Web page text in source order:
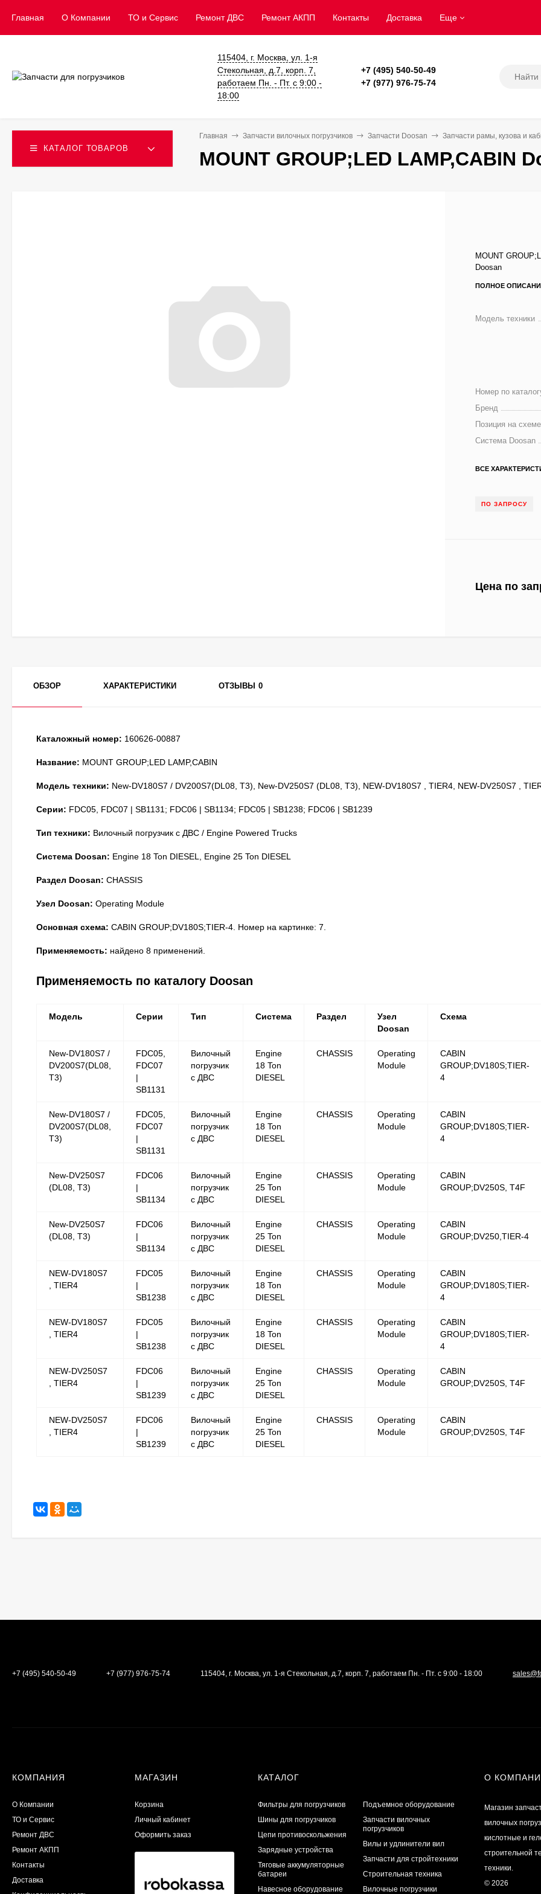
Главная О Компании ТО и Сервис ​Ремонт ДВС Ремонт АКПП Контакты Доставка Еще
115404, г. Москва, ул. 1-я
Стекольная, д.7, корп. 7,
работаем Пн. - Пт. с 9:00 -
18:00
+7 (495) 540-50-49
+7 (977) 976-75-74
КАТАЛОГ ТОВАРОВ
Главная Запчасти вилочных погрузчиков Запчасти Doosan Запчасти рамы, кузова и
MOUNT GROUP;LED LAMP,CABIN
MOUNT
Doosan
ПОЛНОЕ
Модель техники
Номер по
Бренд
Позиция на
Система Doosan
ВСЕ
ПО ЗАПРОСУ
Цена по
ОБЗОР ХАРАКТЕРИСТИКИ ОТЗЫВЫ 0
Каталожный номер: 160626-00887
Название: MOUNT GROUP;LED LAMP,CABIN
Модель техники: New-DV180S7 / DV200S7(DL08, T3), New-DV250S7 (DL08, T3), NEW-DV180S7 , TIER4, NEW-DV250S7 ,
Серии: FDC05, FDC07 | SB1131; FDC06 | SB1134; FDC05 | SB1238; FDC06 | SB1239
Тип техники: Вилочный погрузчик с ДВС / Engine Powered Trucks
Система Doosan: Engine 18 Ton DIESEL, Engine 25 Ton DIESEL
Раздел Doosan: CHASSIS
Узел Doosan: Operating Module
Основная схема: CABIN GROUP;DV180S;TIER-4. Номер на картинке: 7.
Применяемость: найдено 8 применений.
Применяемость по каталогу Doosan
Модель Серии Тип Система Раздел
Узел
Doosan
Схема
New-DV180S7 /
DV200S7(DL08,
T3)
FDC05,
FDC07
|
SB1131
Вилочный
погрузчик
с ДВС
Engine
18 Ton
DIESEL
CHASSIS
Operating
Module
CABIN
GROUP;DV180S;TIER-
4
New-DV180S7 /
DV200S7(DL08,
T3)
FDC05,
FDC07
|
SB1131
Вилочный
погрузчик
с ДВС
Engine
18 Ton
DIESEL
CHASSIS
Operating
Module
CABIN
GROUP;DV180S;TIER-
4
New-DV250S7
(DL08, T3)
FDC06
|
SB1134
Вилочный
погрузчик
с ДВС
Engine
25 Ton
DIESEL
CHASSIS
Operating
Module
CABIN
GROUP;DV250S, T4F
New-DV250S7
(DL08, T3)
FDC06
|
SB1134
Вилочный
погрузчик
с ДВС
Engine
25 Ton
DIESEL
CHASSIS
Operating
Module
CABIN
GROUP;DV250,TIER-4
NEW-DV180S7
, TIER4
FDC05
|
SB1238
Вилочный
погрузчик
с ДВС
Engine
18 Ton
DIESEL
CHASSIS
Operating
Module
CABIN
GROUP;DV180S;TIER-
4
NEW-DV180S7
, TIER4
FDC05
|
SB1238
Вилочный
погрузчик
с ДВС
Engine
18 Ton
DIESEL
CHASSIS
Operating
Module
CABIN
GROUP;DV180S;TIER-
4
NEW-DV250S7
, TIER4
FDC06
|
SB1239
Вилочный
погрузчик
с ДВС
Engine
25 Ton
DIESEL
CHASSIS
Operating
Module
CABIN
GROUP;DV250S, T4F
NEW-DV250S7
, TIER4
FDC06
|
SB1239
Вилочный
погрузчик
с ДВС
Engine
25 Ton
DIESEL
CHASSIS
Operating
Module
CABIN
GROUP;DV250S, T4F
+7 (495) 540-50-49 +7 (977) 976-75-74 115404, г. Москва, ул. 1-я Стекольная, д.7, корп. 7, работаем Пн. - Пт. с 9:00 - 18:00
КОМПАНИЯ
О Компании
ТО и Сервис
​Ремонт ДВС
Ремонт АКПП
Контакты
Доставка
МАГАЗИН
Корзина
Личный кабинет
Оформить заказ
КАТАЛОГ
Фильтры для погрузчиков
Шины для погрузчиков
Цепи противоскольжения
Зарядные устройства
Тяговые аккумуляторные
батареи
Навесное оборудование
Подъемное оборудование
Запчасти вилочных
погрузчиков
Вилы и удлинители вил
Запчасти для стройтехники
Строительная техника
Вилочные погрузчики
О
Магазин
вилочных
кислотные и
строительной
техники.
© 2026